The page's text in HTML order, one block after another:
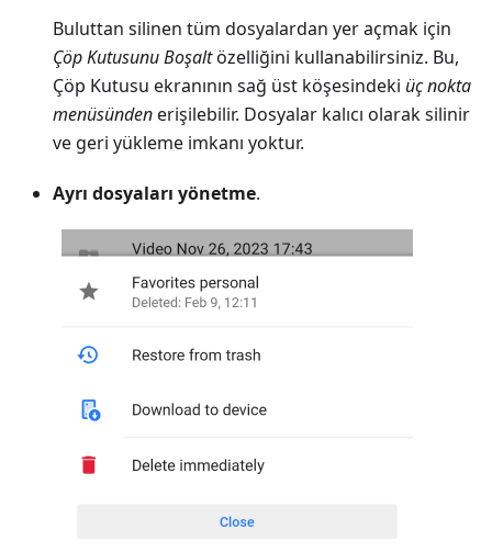
Buluttan silinen tüm dosyalardan yer açmak için
Çöp Kutusunu Boşaltözelliğini kullanabilirsiniz. Bu,
Çöp Kutusu ekranının sağ üst köşesindeki üç nokta
menüsündenerişilebilir. Dosyalar kalıcı olarak silinir
ve geri yükleme imkanı yoktur.
Ayrı dosyaları yönetme.